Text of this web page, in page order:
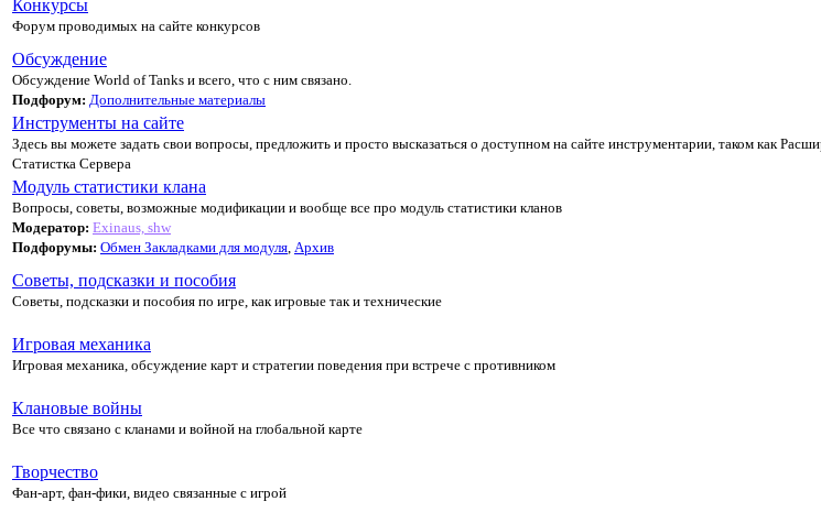
Конкурсы
Форум проводимых на сайте конкурсов
Обсуждение
Обсуждение World of Tanks и всего, что с ним связано.
Подфорум: Дополнительные материалы
Инструменты на сайте
Здесь вы можете задать свои вопросы, предложить и просто высказаться о доступном на сайте инструментарии, таком как
Статистка Сервера
Модуль статистики клана
Вопросы, советы, возможные модификации и вообще все про модуль статистики кланов
Модератор: Exinaus, shw
Подфорумы: Обмен Закладками для модуля Архив
Советы, подсказки и пособия
Советы, подсказки и пособия по игре, как игровые так и технические
Игровая механика
Игровая механика, обсуждение карт и стратегии поведения при встрече с противником
Клановые войны
Все что связано с кланами и войной на глобальной карте
Творчество
Фан-арт, фан-фики, видео связанные с игрой